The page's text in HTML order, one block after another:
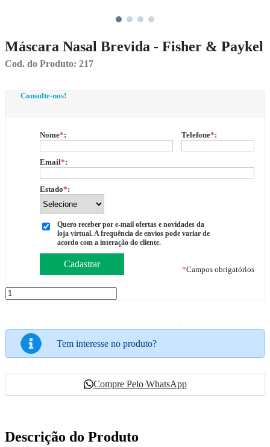
Máscara Nasal Brevida - Fisher & Paykel
Cod. do Produto: 217
Consulte-nos!
Nome*: Telefone*:
Email*:
Estado*:
Quero receber por e-mail ofertas e novidades da
loja virtual. A frequência de envios pode variar de
acordo com a interação do cliente.
*Campos obrigatórios
Tem interesse no produto?
Compre Pelo WhatsApp
Descrição do Produto